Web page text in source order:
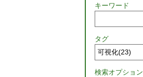
キーワード
タグ
検索オプション